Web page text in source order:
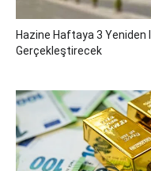
Hazine Haftaya 3 Yeniden
Gerçekleştirecek